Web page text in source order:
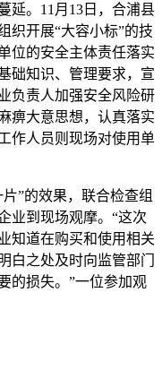
延。11月13日，合浦县
织开展“大容小标”的技
位的安全主体责任落实
础知识、管理要求，宣
负责人加强安全风险研
痹大意思想，认真落实
作人员则现场对使用单
”的效果，联合检查组
业到现场观摩。“这次
知道在购买和使用相关
白之处及时向监管部门
的损失。”一位参加观